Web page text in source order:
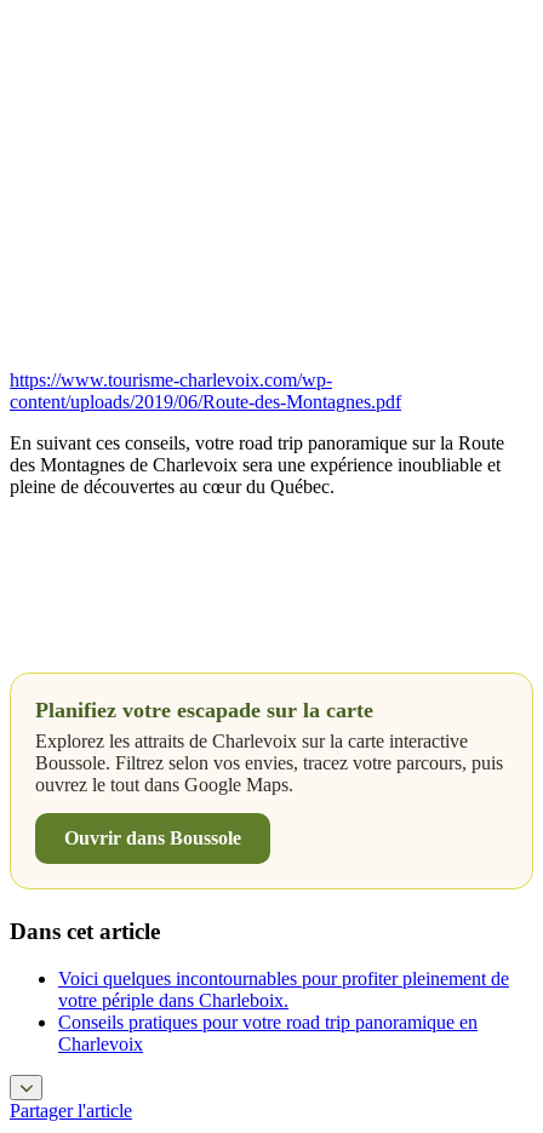
https://www.tourisme-charlevoix.com/wp-
content/uploads/2019/06/Route-des-Montagnes.pdf
En suivant ces conseils, votre road trip panoramique sur la Route
des Montagnes de Charlevoix sera une expérience inoubliable et
pleine de découvertes au cœur du Québec.
Planifiez votre escapade sur la carte
Explorez les attraits de Charlevoix sur la carte interactive
Boussole. Filtrez selon vos envies, tracez votre parcours, puis
ouvrez le tout dans Google Maps.
Ouvrir dans Boussole
Dans cet article
Voici quelques incontournables pour profiter pleinement de
votre périple dans Charleboix.
Conseils pratiques pour votre road trip panoramique en
Charlevoix
Partager l'article